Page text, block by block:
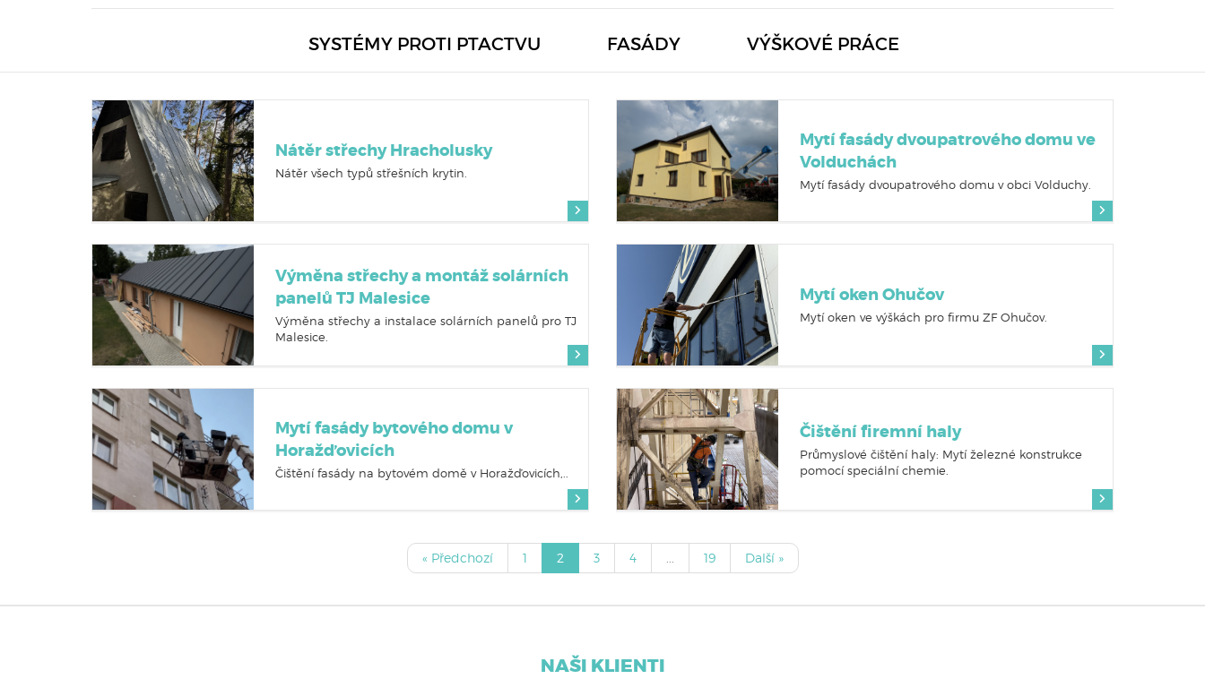
SYSTÉMY PROTI PTACTVU FASÁDY VÝŠKOVÉ PRÁCE
Nátěr střechy Hracholusky
Nátěr všech typů střešních krytin.
Mytí fasády dvoupatrového domu ve
Volduchách
Mytí fasády dvoupatrového domu v obci Volduchy.
Výměna střechy a montáž solárních
panelů TJ Malesice
Výměna střechy a instalace solárních panelů pro TJ
Malesice.
Mytí oken Ohučov
Mytí oken ve výškách pro firmu ZF Ohučov.
Mytí fasády bytového domu v
Horažďovicích
Čištění fasády na bytovém domě v Horažďovicích,..
Čištění firemní haly
Průmyslové čištění haly: Mytí železné konstrukce
pomocí speciální chemie.
« Předchozí 1 2 3 4 19 Další »
NAŠI KLIENTI